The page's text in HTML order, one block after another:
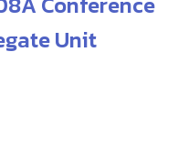
Unit